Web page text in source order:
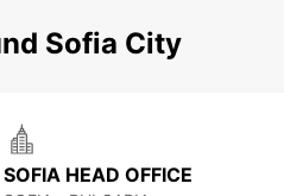
Sofia City
SOFIA HEAD OFFICE